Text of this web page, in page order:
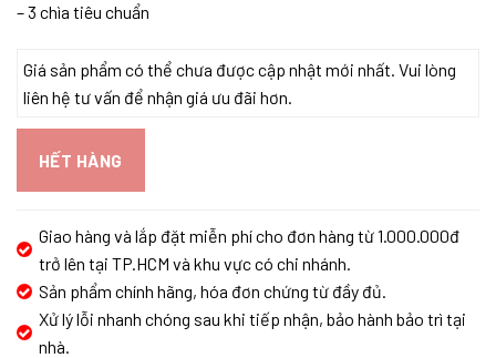
– 3 chìa tiêu chuẩn
Giá sản phẩm có thể chưa được cập nhật mới nhất. Vui lòng
liên hệ tư vấn để nhận giá ưu đãi hơn.
HẾT HÀNG
Giao hàng và lắp đặt miễn phí cho đơn hàng từ 1.000.000đ
trở lên tại TP.HCM và khu vực có chi nhánh.
Sản phẩm chính hãng, hóa đơn chứng từ đầy đủ.
Xử lý lỗi nhanh chóng sau khi tiếp nhận, bảo hành bảo trì tại
nhà.